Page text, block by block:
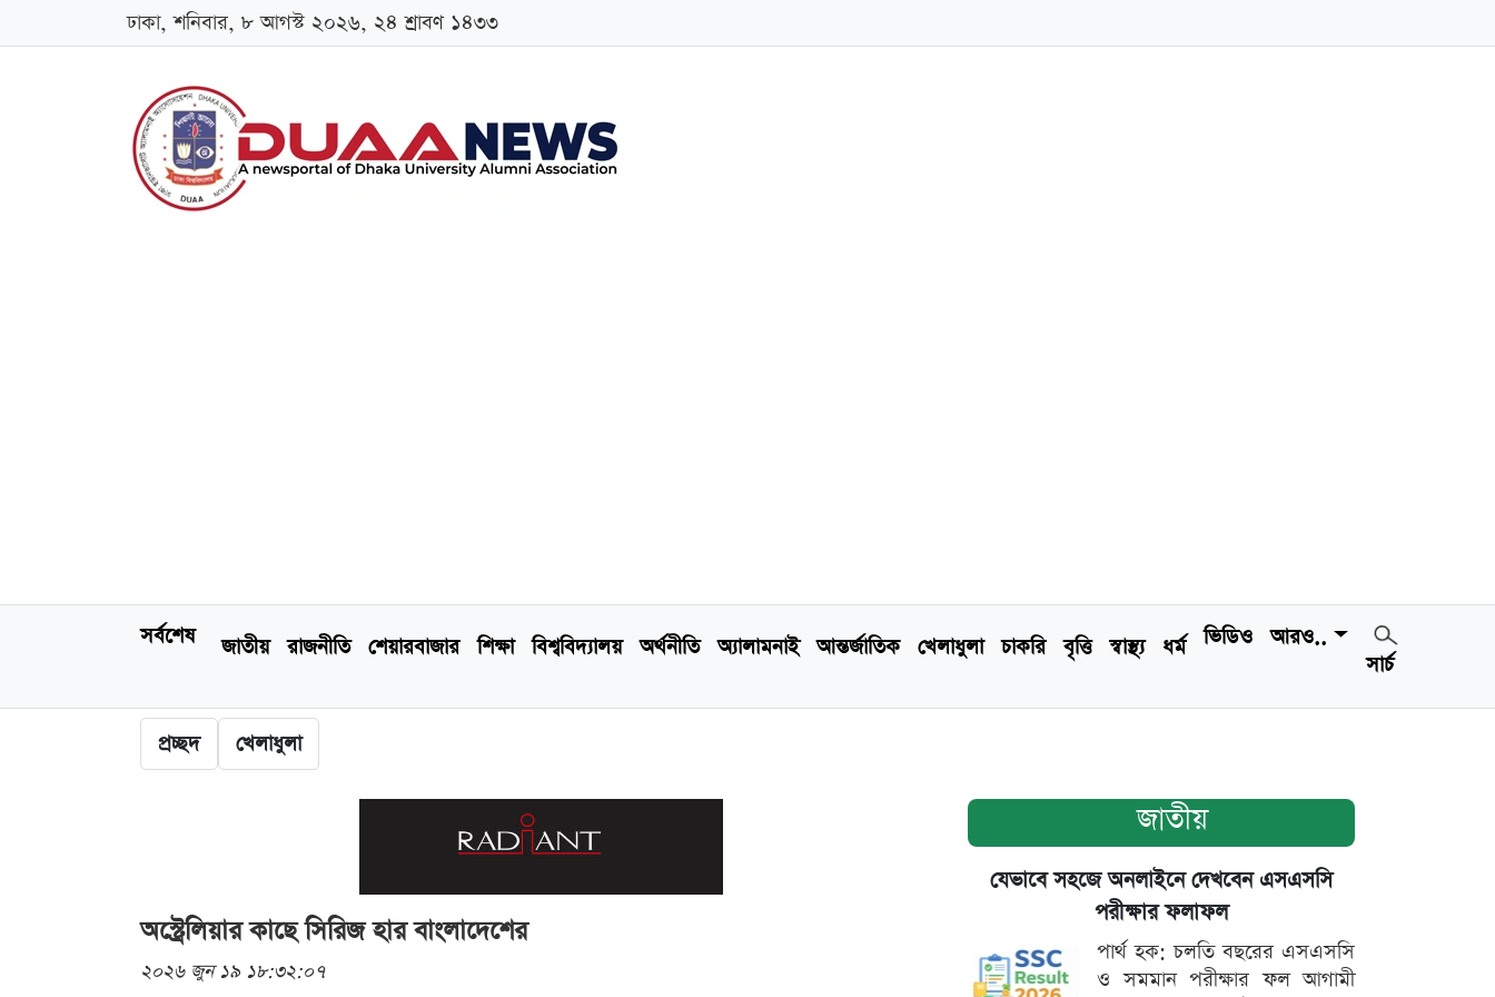
ঢাকা, শনিবার, ৮ আগস্ট ২০২৬, ২৪ শ্রাবণ ১৪৩৩
সর্বশেষ জাতীয় রাজনীতি শেয়ারবাজার শিক্ষা বিশ্ববিদ্যালয় অর্থনীতি অ্যালামনাই আন্তর্জাতিক খেলাধুলা চাকরি বৃত্তি স্বাস্থ্য ধর্ম ভিডিও
আরও..
সার্চ
প্রচ্ছদ খেলাধুলা
অস্ট্রেলিয়ার কাছে সিরিজ হার বাংলাদেশের
২০২৬ জুন ১৯ ১৮:৩২:০৭
জাতীয়
যেভাবে সহজে অনলাইনে দেখবেন এসএসসি
পরীক্ষার ফলাফল
পার্থ হক: চলতি বছরের এসএসসি
ও সমমান পরীক্ষার ফল আগামী